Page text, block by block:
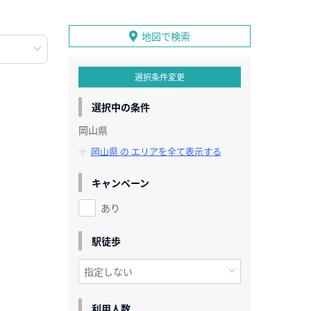
地図で検索
選択条件変更
選択中の条件
岡山県
岡山県 の エリアを全て表示する
キャンペーン
あり
駅徒歩
利用人数